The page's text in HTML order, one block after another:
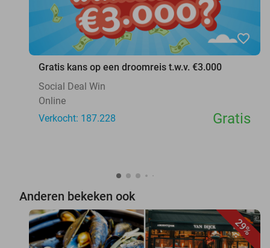
favorite_border
Gratis kans op een droomreis t.w.v. €3.000
Social Deal Win
Online
Verkocht: 187.228
Gratis
Anderen bekeken ook
29%